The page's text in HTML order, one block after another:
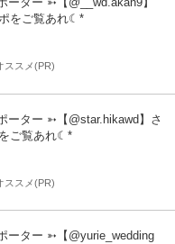
をご覧あれ☾*
ススメ(PR)
ーター ➳【@star.hikawd】さ
ご覧あれ☾*
ススメ(PR)
ーター ➳【@yurie_wedding